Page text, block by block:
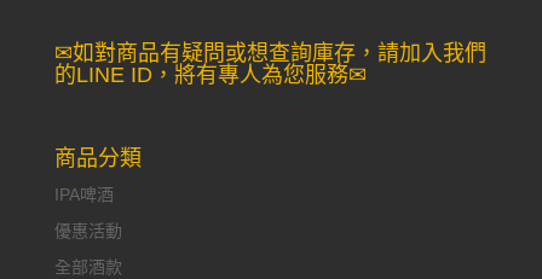
✉如對商品有疑問或想查詢庫存，請加入我們
的LINE ID，將有專人為您服務✉
商品分類
IPA啤酒
優惠活動
全部酒款